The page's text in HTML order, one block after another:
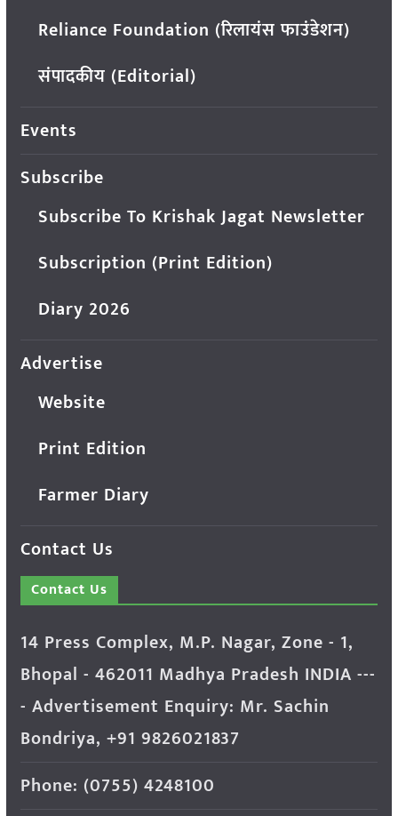
Reliance Foundation (रिलायंस फाउंडेशन)
संपादकीय (Editorial)
Events
Subscribe
Subscribe To Krishak Jagat Newsletter
Subscription (Print Edition)
Diary 2026
Advertise
Website
Print Edition
Farmer Diary
Contact Us
Contact Us
14 Press Complex, M.P. Nagar, Zone - 1,
Bhopal - 462011 Madhya Pradesh INDIA ---
- Advertisement Enquiry: Mr. Sachin
Bondriya, +91 9826021837
Phone: (0755) 4248100